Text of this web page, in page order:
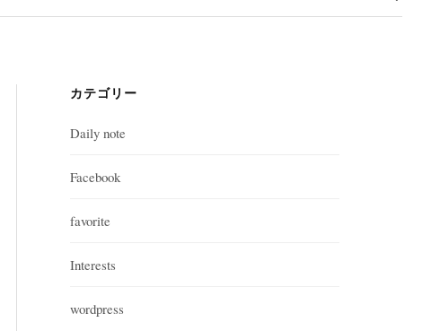
カテゴリー
Daily note
Facebook
favorite
Interests
wordpress